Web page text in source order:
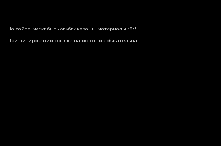
На сайте могут быть опубликованы материалы 18+!
При цитировании ссылка на источник обязательна.